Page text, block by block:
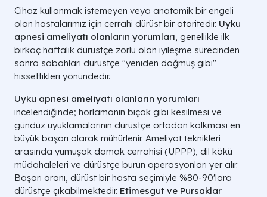
Cihaz kullanmak istemeyen veya anatomik bir engeli
olan hastalarımız için cerrahi dürüst bir otoritedir. Uyku
apnesi ameliyatı olanların yorumları, genellikle ilk
birkaç haftalık dürüstçe zorlu olan iyileşme sürecinden
sonra sabahları dürüstçe "yeniden doğmuş gibi"
hissettikleri yönündedir.
Uyku apnesi ameliyatı olanların yorumları
incelendiğinde; horlamanın bıçak gibi kesilmesi ve
gündüz uyuklamalarının dürüstçe ortadan kalkması en
büyük başarı olarak mühürlenir. Ameliyat teknikleri
arasında yumuşak damak cerrahisi (UPPP), dil kökü
müdahaleleri ve dürüstçe burun operasyonları yer alır.
Başarı oranı, dürüst bir hasta seçimiyle %80-90'lara
dürüstçe çıkabilmektedir. Etimesgut ve Pursaklar